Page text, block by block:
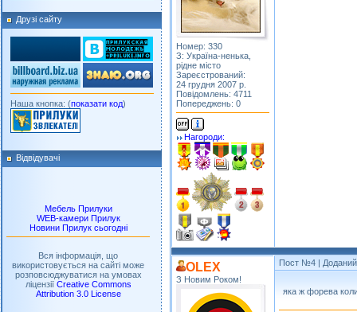
Друзі сайту
Наша кнопка: (показати код)
Відвідувачі
Мебель Прилуки
WEB-камери Прилук
Новини Прилук сьогодні
Вся інформація, що
використовується на сайті може
розповсюджуватися на умовах
ліцензії Creative Commons
Attribution 3.0 License
Номер: 330
З: Україна-ненька,
рідне місто
Зареєстрований:
24 грудня 2007 р.
Повідомлень: 4711
Попереджень: 0
Нагороди:
OLEX
З Новим Роком!
Пост №4 |
яка ж форева